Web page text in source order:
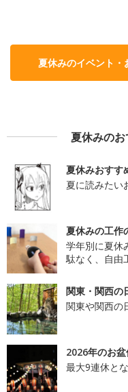
夏休みのイベント・
夏休みの
夏休みおすす
夏に読みたい
夏休みの工作
学年別に夏休
駄なく、自由
関東・関西の
関東や関西の
2026年のお
最大9連休と